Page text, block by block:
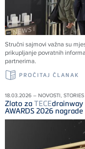
Stručni sajmovi važna su
prikupljanje povratnih
partnerima.
PROČITAJ ČLANAK
18.03.2026 – NOVOSTI, STORIES
Zlato za TECEdrainway
AWARDS 2026 nagrade